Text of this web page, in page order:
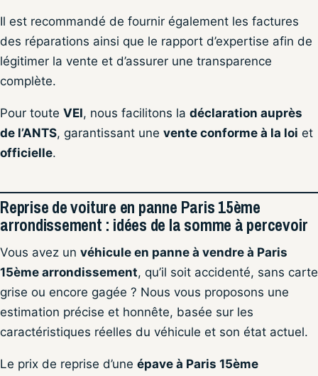
Il est recommandé de fournir également les factures
des réparations ainsi que le rapport d’expertise afin de
légitimer la vente et d’assurer une transparence
complète.
Pour toute VEI, nous facilitons la déclaration auprès
de l’ANTS, garantissant une vente conforme à la loi et
officielle.
Reprise de voiture en panne Paris 15ème
arrondissement : idées de la somme à percevoir
Vous avez un véhicule en panne à vendre à Paris
15ème arrondissement, qu’il soit accidenté, sans carte
grise ou encore gagée ? Nous vous proposons une
estimation précise et honnête, basée sur les
caractéristiques réelles du véhicule et son état actuel.
Le prix de reprise d’une épave à Paris 15ème